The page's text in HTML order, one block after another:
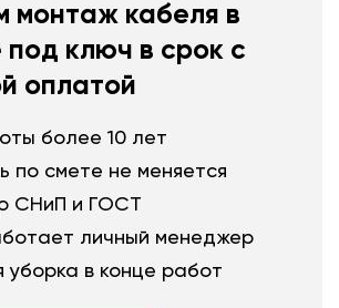
монтаж кабеля в
под ключ в срок с
оплатой
более 10 лет
по смете не меняется
СНиП и ГОСТ
личный менеджер
в конце работ